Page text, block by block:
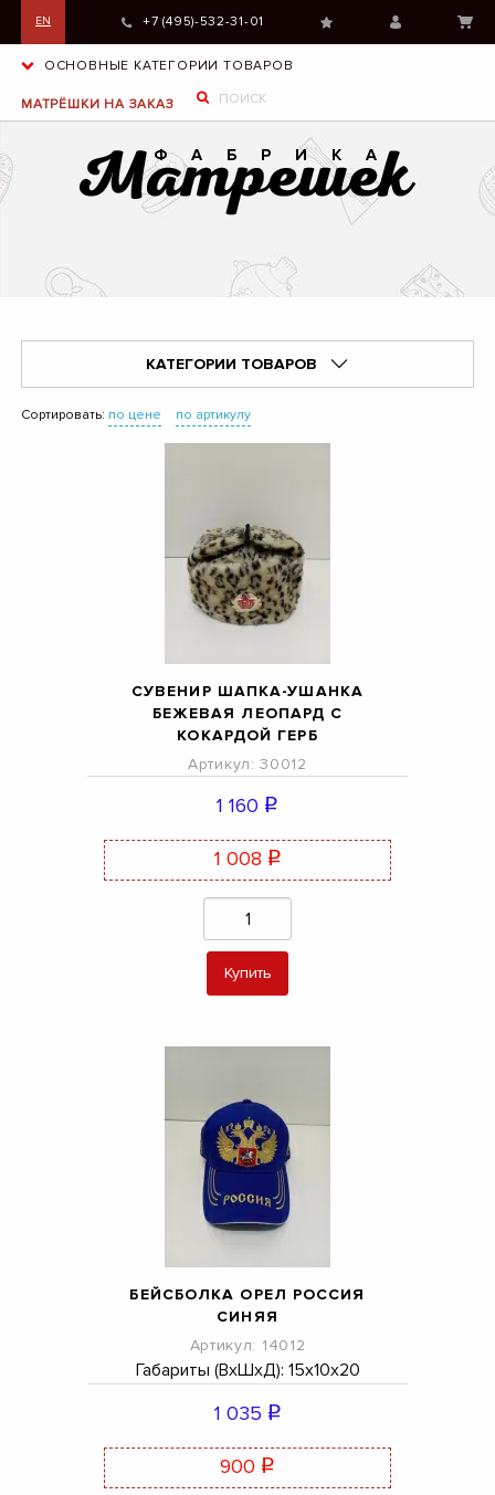
EN +7 (495)-532-31-01
ОСНОВНЫЕ КАТЕГОРИИ ТОВАРОВ
МАТРЁШКИ НА ЗАКАЗ
КАТЕГОРИИ ТОВАРОВ
Сортировать: по цене по артикулу
СУВЕНИР ШАПКА-УШАНКА
БЕЖЕВАЯ ЛЕОПАРД С
КОКАРДОЙ ГЕРБ
Артикул: 30012
1 160 q
1 008 q
Купить
БЕЙСБОЛКА ОРЕЛ РОССИЯ
СИНЯЯ
Артикул: 14012
Габариты (ВхШхД): 15х10х20
1 035 q
900 q